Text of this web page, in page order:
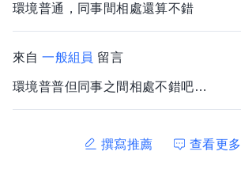
環境普通，同事間相處還算不錯
來自一般組員 留言
環境普普但同事之間相處不錯吧…
撰寫推薦 查看更